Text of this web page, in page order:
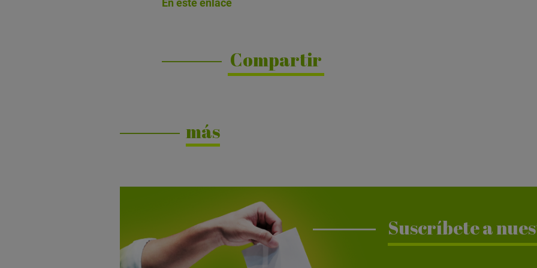
En este enlace
Compartir
más
Suscríbete a